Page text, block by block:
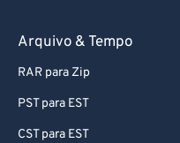
Arquivo & Tempo
RAR para Zip
PST para EST
CST para EST